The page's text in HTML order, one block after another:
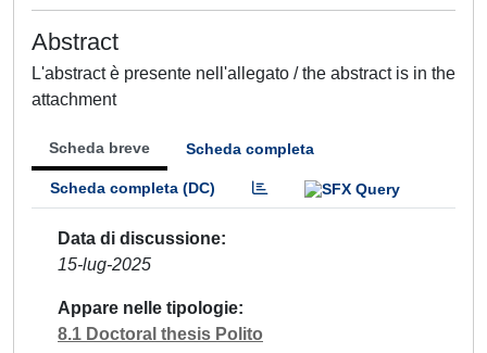
Abstract
L'abstract è presente nell'allegato / the abstract is in the
attachment
Scheda breve Scheda completa
Scheda completa (DC)
Data di discussione
15-lug-2025
Appare nelle tipologie
8.1 Doctoral thesis Polito